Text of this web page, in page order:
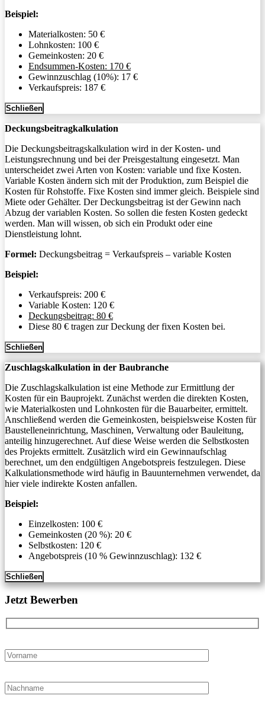
Beispiel:
Materialkosten: 50 €
Lohnkosten: 100 €
Gemeinkosten: 20 €
Endsummen-Kosten: 170 €
Gewinnzuschlag (10%): 17 €
Verkaufspreis: 187 €
Schließen
Deckungsbeitragkalkulation
Die Deckungsbeitragskalkulation wird in der Kosten- und
Leistungsrechnung und bei der Preisgestaltung eingesetzt. Man
unterscheidet zwei Arten von Kosten: variable und fixe Kosten.
Variable Kosten ändern sich mit der Produktion, zum Beispiel die
Kosten für Rohstoffe. Fixe Kosten sind immer gleich. Beispiele sind
Miete oder Gehälter. Der Deckungsbeitrag ist der Gewinn nach
Abzug der variablen Kosten. So sollen die festen Kosten gedeckt
werden. Man will wissen, ob sich ein Produkt oder eine
Dienstleistung lohnt.
Formel: Deckungsbeitrag = Verkaufspreis – variable Kosten
Beispiel:
Verkaufspreis: 200 €
Variable Kosten: 120 €
Deckungsbeitrag: 80 €
Diese 80 € tragen zur Deckung der fixen Kosten bei.
Schließen
Zuschlagskalkulation in der Baubranche
Die Zuschlagskalkulation ist eine Methode zur Ermittlung der
Kosten für ein Bauprojekt. Zunächst werden die direkten Kosten,
wie Materialkosten und Lohnkosten für die Bauarbeiter, ermittelt.
Anschließend werden die Gemeinkosten, beispielsweise Kosten für
Baustelleneinrichtung, Maschinen, Verwaltung oder Bauleitung,
anteilig hinzugerechnet. Auf diese Weise werden die Selbstkosten
des Projekts ermittelt. Zusätzlich wird ein Gewinnaufschlag
berechnet, um den endgültigen Angebotspreis festzulegen. Diese
Kalkulationsmethode wird häufig in Bauunternehmen verwendet, da
hier viele indirekte Kosten anfallen.
Beispiel:
Einzelkosten: 100 €
Gemeinkosten (20 %): 20 €
Selbstkosten: 120 €
Angebotspreis (10 % Gewinnzuschlag): 132 €
Schließen
Jetzt Bewerben